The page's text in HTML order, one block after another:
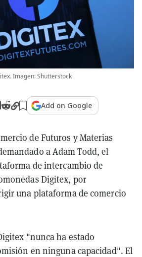
Imagen: Shutterstock
Add on Google
de Futuros y Materias
a Adam Todd, el
de intercambio de
Digitex, por
una plataforma de comercio
"nunca ha estado
en ninguna capacidad". El